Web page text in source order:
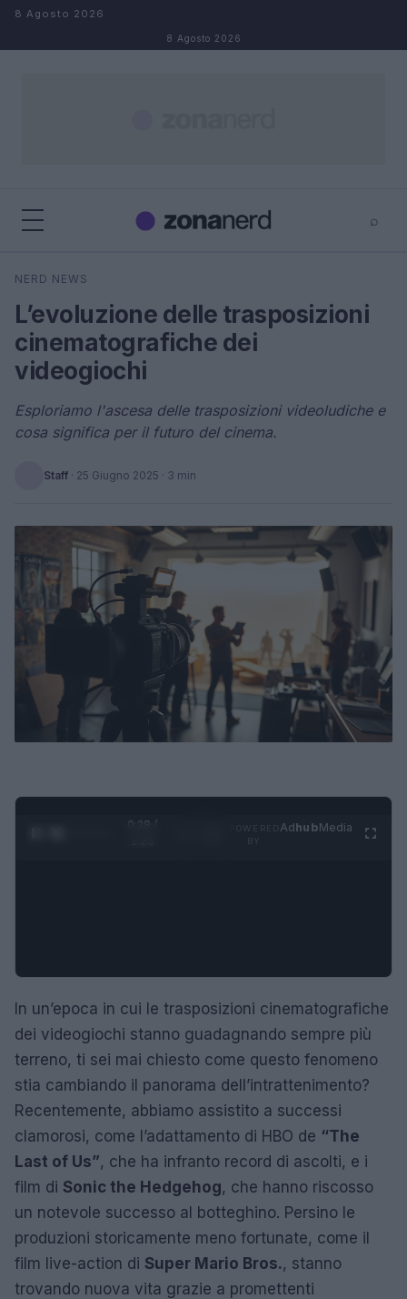
Salta al contenuto
8 Agosto 2026
8 Agosto 2026
⌕
Cerca
NERD NEWS
L’evoluzione delle trasposizioni
cinematografiche dei
videogiochi
Esploriamo l'ascesa delle trasposizioni videoludiche e
cosa significa per il futuro del cinema.
Staff · 25 Giugno 2025 · 3 min
0:29 /
AdhubMedia
In un’epoca in cui le trasposizioni cinematografiche
dei videogiochi stanno guadagnando sempre più
terreno, ti sei mai chiesto come questo fenomeno
stia cambiando il panorama dell’intrattenimento?
Recentemente, abbiamo assistito a successi
clamorosi, come l’adattamento di HBO de “The
Last of Us”, che ha infranto record di ascolti, e i
film di Sonic the Hedgehog, che hanno riscosso
un notevole successo al botteghino. Persino le
produzioni storicamente meno fortunate, come il
film live-action di Super Mario Bros., stanno
trovando nuova vita grazie a promettenti